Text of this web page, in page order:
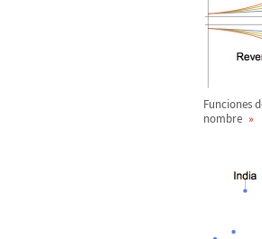
Funciones
nombre